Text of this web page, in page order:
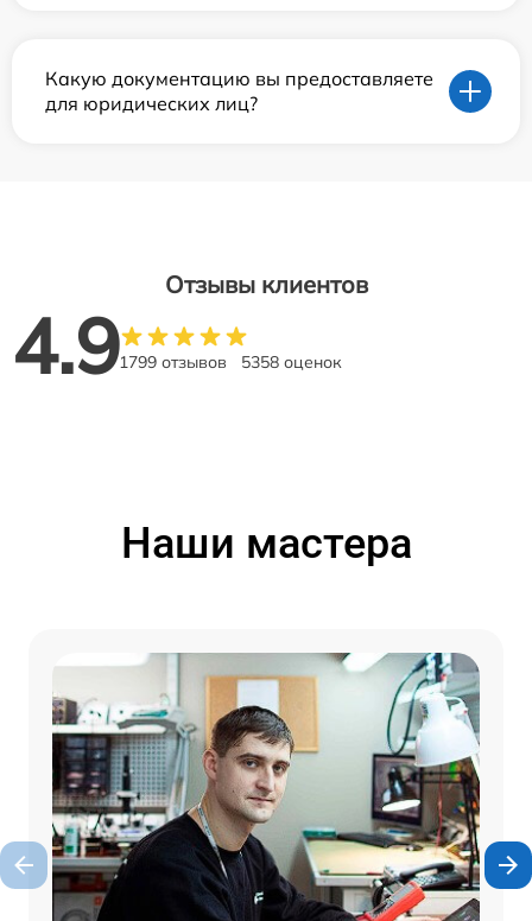
Какую документацию вы предоставляете
для юридических лиц?
Отзывы клиентов
4.91799 отзывов 5358 оценок
Наши мастера